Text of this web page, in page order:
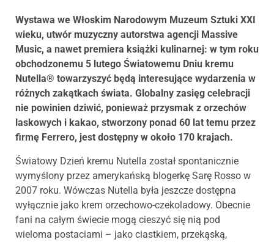
Wystawa we Włoskim Narodowym Muzeum Sztuki XXI
wieku, utwór muzyczny autorstwa agencji Massive
Music, a nawet premiera książki kulinarnej: w tym roku
obchodzonemu 5 lutego Światowemu Dniu kremu
Nutella® towarzyszyć będą interesujące wydarzenia w
różnych zakątkach świata. Globalny zasięg celebracji
nie powinien dziwić, ponieważ przysmak z orzechów
laskowych i kakao, stworzony ponad 60 lat temu przez
firmę Ferrero, jest dostępny w około 170 krajach.
Światowy Dzień kremu Nutella został spontanicznie
wymyślony przez amerykańską blogerkę Sarę Rosso w
2007 roku. Wówczas Nutella była jeszcze dostępna
wyłącznie jako krem orzechowo-czekoladowy. Obecnie
fani na całym świecie mogą cieszyć się nią pod
wieloma postaciami – jako ciastkiem, przekąską,